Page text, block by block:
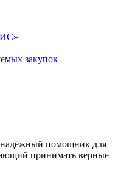
закупок
помощник для
принимать верные